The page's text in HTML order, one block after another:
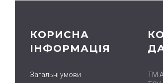
КОРИСНА
ІНФОРМАЦІЯ
Загальні умови
ТМ